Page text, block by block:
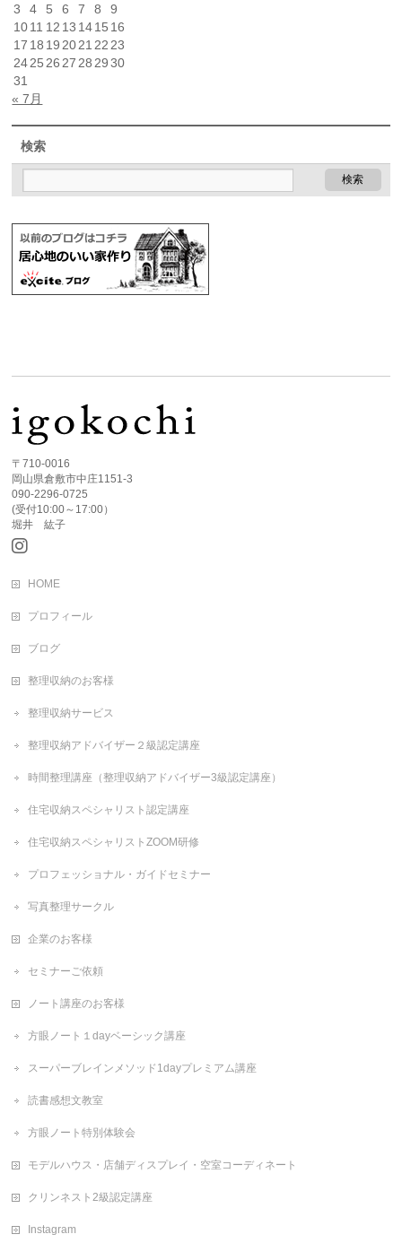
3
4 5 6 7 8
9
1011 12 13 1415 16
17 18 19 2021 22 23
2425 26 27 28 29 30
31
« 7月
検索
〒710-0016
岡山県倉敷市中庄1151-3
090-2296-0725
(受付10:00～17:00）
堀井 紘子
HOME
プロフィール
ブログ
整理収納のお客様
整理収納サービス
整理収納アドバイザー２級認定講座
時間整理講座（整理収納アドバイザー3級認定講座）
住宅収納スペシャリスト認定講座
住宅収納スペシャリストZOOM研修
プロフェッショナル・ガイドセミナー
写真整理サークル
企業のお客様
セミナーご依頼
ノート講座のお客様
方眼ノート１dayベーシック講座
スーパーブレインメソッド1dayプレミアム講座
読書感想文教室
方眼ノート特別体験会
モデルハウス・店舗ディスプレイ・空室コーディネート
クリンネスト2級認定講座
Instagram